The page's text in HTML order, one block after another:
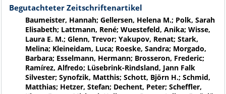
Begutachteter Zeitschriftenartikel
Baumeister, Hannah; Gellersen, Helena M.; Polk, Sarah
Elisabeth; Lattmann, René; Wuestefeld, Anika; Wisse,
Laura E. M.; Glenn, Trevor; Yakupov, Renat; Stark,
Melina; Kleineidam, Luca; Roeske, Sandra; Morgado,
Barbara; Esselmann, Hermann; Brosseron, Frederic;
Ramírez, Alfredo; Lüsebrink-Rindsland, Jann Falk
Silvester; Synofzik, Matthis; Schott, Björn H.; Schmid,
Matthias; Hetzer, Stefan; Dechent, Peter; Scheffler,